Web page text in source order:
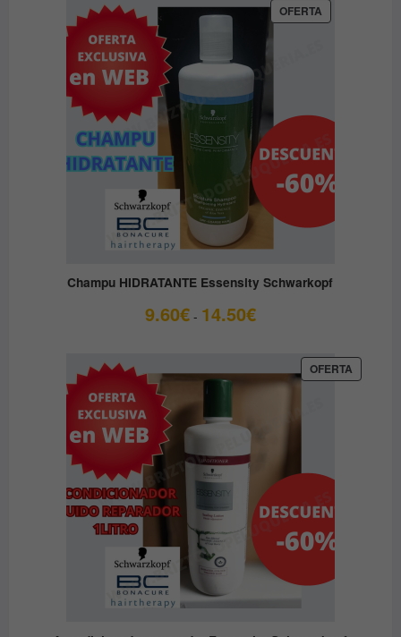
OFERTAPRODUCTO
EN
Champu HIDRATANTE Essensity Schwarkopf
9.60€ - 14.50€Rango
9.60€
OFERTA
EN